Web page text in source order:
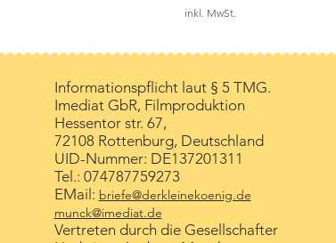
inkl. MwSt.
Informationspflicht laut § 5 TMG.
Imediat GbR, Filmproduktion
Hessentor str. 67,
72108 Rottenburg, Deutschland
UID-Nummer: DE137201311
Tel.: 074787759273
EMail: briefe@derkleinekoenig.de
munck@imediat.de
Vertreten durch die Gesellschafter